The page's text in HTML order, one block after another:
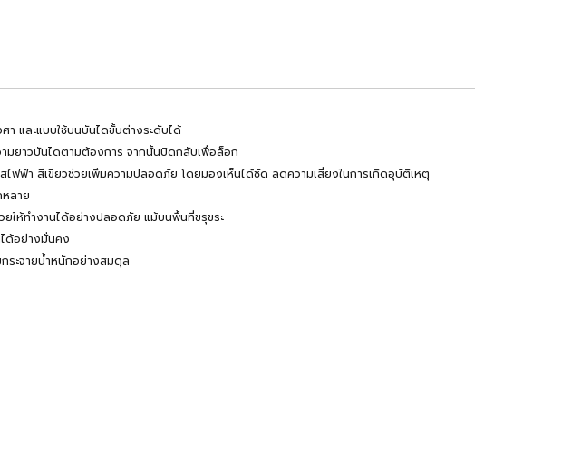
และแบบใช้บนบันไดขั้นต่างระดับได้
มยาวบันไดตามต้องการ จากนั้นบิดกลับเพื่อล็อก
ไฟฟ้า สีเขียวช่วยเพิ่มความปลอดภัย โดยมองเห็นได้ชัด ลดความเสี่ยงในการเกิดอุบัติเหตุ
ลาย
ยให้ทำงานได้อย่างปลอดภัย แม้บนพื้นที่ขรุขระ
ด้อย่างมั่นคง
ระจายน้ำหนักอย่างสมดุล